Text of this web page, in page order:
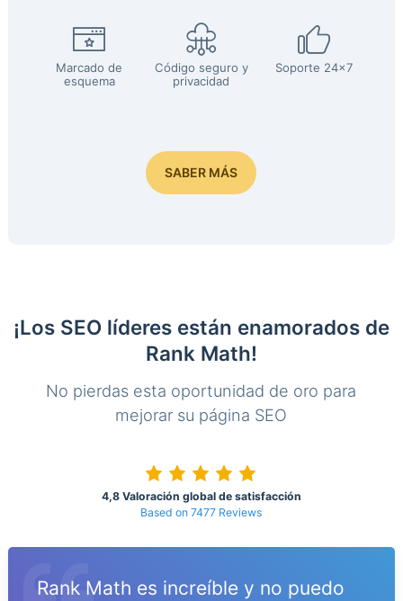
Marcado de
esquema
Código seguro y
privacidad
Soporte 24x7
SABER MÁS
¡Los SEO líderes están enamorados de
Rank Math!
No pierdas esta oportunidad de oro para
mejorar su página SEO
4,8 Valoración global de satisfacción
Based on 7477 Reviews
Rank Math es increíble y no puedo